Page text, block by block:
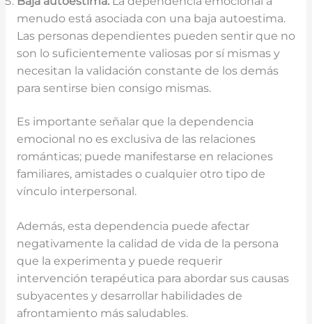
menudo está asociada con una baja autoestima.
Las personas dependientes pueden sentir que no
son lo suficientemente valiosas por sí mismas y
necesitan la validación constante de los demás
para sentirse bien consigo mismas.
Es importante señalar que la dependencia
emocional no es exclusiva de las relaciones
románticas; puede manifestarse en relaciones
familiares, amistades o cualquier otro tipo de
vínculo interpersonal.
Además, esta dependencia puede afectar
negativamente la calidad de vida de la persona
que la experimenta y puede requerir
intervención terapéutica para abordar sus causas
subyacentes y desarrollar habilidades de
afrontamiento más saludables.